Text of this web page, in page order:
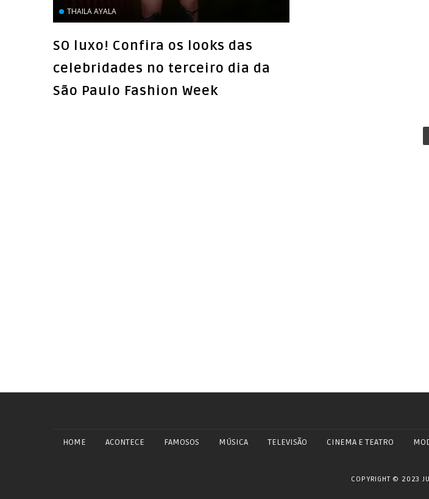
THAILA AYALA
SO luxo! Confira os looks das
celebridades no terceiro dia da
São Paulo Fashion Week
HOME ACONTECE FAMOSOS MÚSICA TELEVISÃO CINEMA E TEATRO
COPYRIGHT © 2023